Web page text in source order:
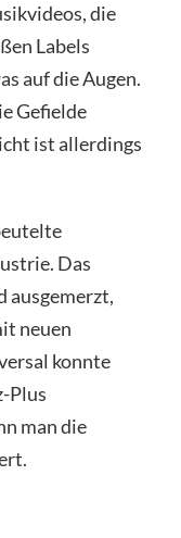
die
Labels
auf die Augen.
Gefielde
ist allerdings
Das
ausgemerzt,
neuen
konnte
Plus
man die